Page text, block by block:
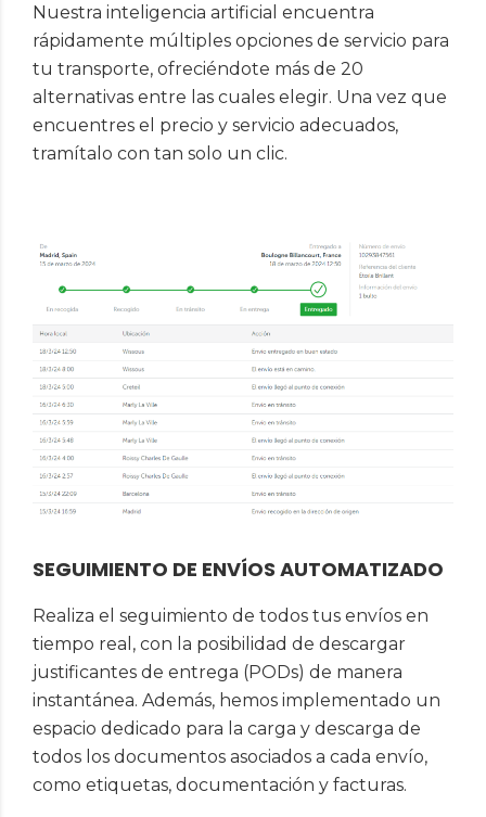
Nuestra inteligencia artificial encuentra
rápidamente múltiples opciones de servicio para
tu transporte, ofreciéndote más de 20
alternativas entre las cuales elegir. Una vez que
encuentres el precio y servicio adecuados,
tramítalo con tan solo un clic.
SEGUIMIENTO DE ENVÍOS AUTOMATIZADO
Realiza el seguimiento de todos tus envíos en
tiempo real, con la posibilidad de descargar
justificantes de entrega (PODs) de manera
instantánea. Además, hemos implementado un
espacio dedicado para la carga y descarga de
todos los documentos asociados a cada envío,
como etiquetas, documentación y facturas.